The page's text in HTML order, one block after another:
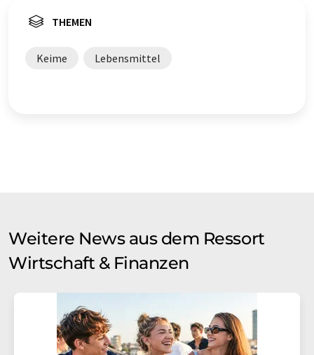
THEMEN
Keime Lebensmittel
Weitere News aus dem Ressort
Wirtschaft & Finanzen